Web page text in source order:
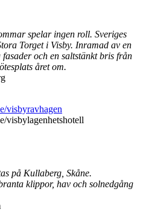
spelar ingen roll. Sveriges
Torget i Visby. Inramad av en
och en saltstänkt bris från
året om.
visbyravhagen
visbylagenhetshotell
på Kullaberg, Skåne.
klippor, hav och solnedgång